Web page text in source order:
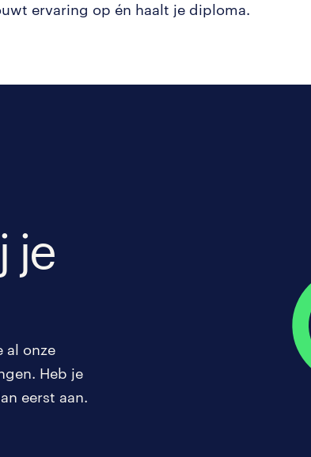
ervaring op én haalt je diploma.
je
al onze
Heb je
eerst aan.